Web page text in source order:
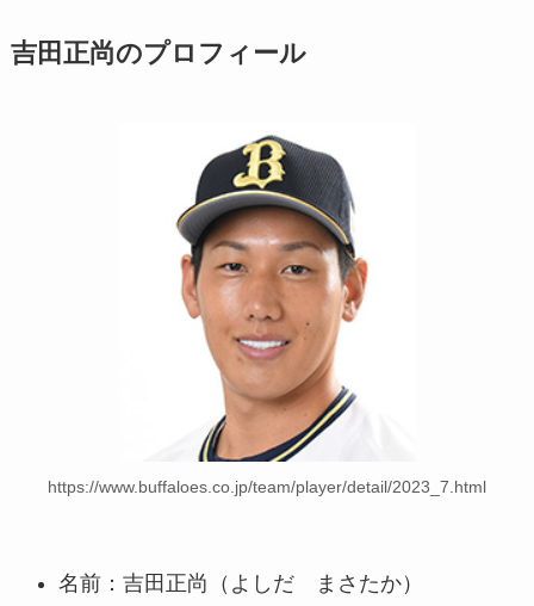
吉田正尚のプロフィール
https://www.buffaloes.co.jp/team/player/detail/2023_7.html
名前：吉田正尚（よしだ まさたか）